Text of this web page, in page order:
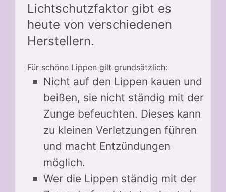
Lichtschutzfaktor gibt es
heute von verschiedenen
Herstellern.
Für schöne Lippen gilt grundsätzlich:
Nicht auf den Lippen kauen und
beißen, sie nicht ständig mit der
Zunge befeuchten. Dieses kann
zu kleinen Verletzungen führen
und macht Entzündungen
möglich.
Wer die Lippen ständig mit der